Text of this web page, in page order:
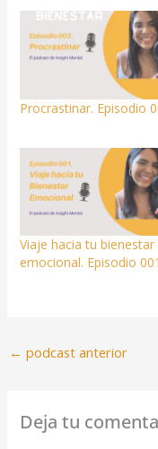
Procrastinar. Episodio
Viaje hacia tu bienestar
emocional. Episodio 001
← podcast anterior
Deja tu